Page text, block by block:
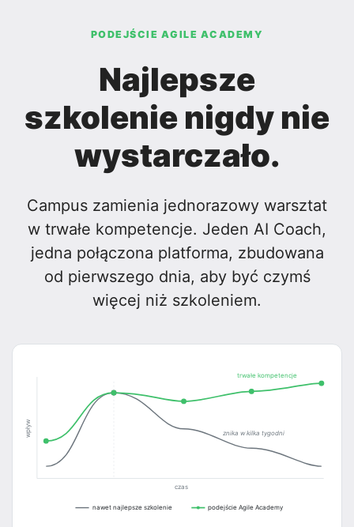
PODEJŚCIE AGILE ACADEMY
Najlepsze
szkolenie nigdy nie
wystarczało.
Campus zamienia jednorazowy warsztat
w trwałe kompetencje. Jeden AI Coach,
jedna połączona platforma, zbudowana
od pierwszego dnia, aby być czymś
więcej niż szkoleniem.
wpływ znika w kilka tygodni
trwałe kompetencje
czas
nawet najlepsze szkolenie podejście Agile Academy